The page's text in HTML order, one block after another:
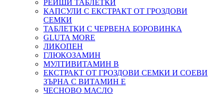
РЕЙШИ ТАБЛЕТКИ
КАПСУЛИ С ЕКСТРАКТ ОТ ГРОЗДОВИ
СЕМКИ
ТАБЛЕТКИ С ЧЕРВЕНА БОРОВИНКА
GLUTA MORE
ЛИКОПЕН
ГЛЮКОЗАМИН
МУЛТИВИТАМИН B
ЕКСТРАКТ ОТ ГРОЗДОВИ СЕМКИ И СОЕВИ
ЗЪРНА С ВИТАМИН Е
ЧЕСНОВО МАСЛО